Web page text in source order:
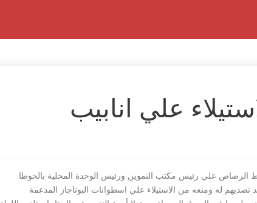
علي انابيب
الرصاص علي رئيس مكتب التموين ورئيس الوحدة المحلية بالحوطا
تصديهم له ومنعه من الاستيلاء علي اسطوانات البوتاجاز المدعمة